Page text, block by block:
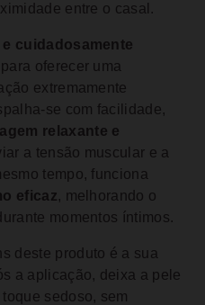
entre o casal.
cuidadosamente
oferecer uma
extremamente
se com facilidade,
relaxante e
a tensão muscular e a
tempo, funciona
eficaz, melhorando o
momentos íntimos.
deste produto é a sua
a aplicação, deixa a pele
sedoso, sem